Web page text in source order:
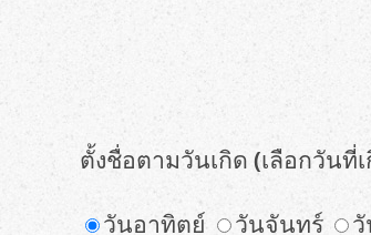
ตั้งชื่อตามวันเกิด (เลือกวันที่
วันอาทิตย์ วันจันทร์